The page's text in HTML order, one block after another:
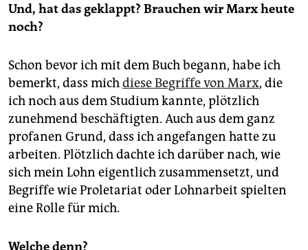
Und, hat das geklappt? Brauchen wir Marx heute
noch?
Schon bevor ich mit dem Buch begann, habe ich
bemerkt, dass michdiese Begriffe von Marx, die
ich noch aus dem Studium kannte, plötzlich
zunehmend beschäftigten. Auch aus dem ganz
profanen Grund, dass ich angefangen hatte zu
arbeiten. Plötzlich dachte ich darüber nach, wie
sich mein Lohn eigentlich zusammensetzt, und
Begriffe wie Proletariat oder Lohnarbeit spielten
eine Rolle für mich.
Welche denn?